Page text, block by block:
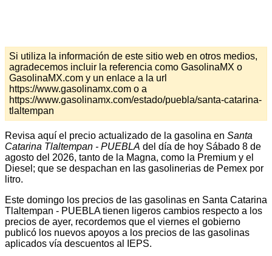
Si utiliza la información de este sitio web en otros medios,
agradecemos incluir la referencia como GasolinaMX o
GasolinaMX.com y un enlace a la url
https://www.gasolinamx.com o a
https://www.gasolinamx.com/estado/puebla/santa-catarina-
tlaltempan
Revisa aquí el precio actualizado de la gasolina en Santa
Catarina Tlaltempan - PUEBLA del día de hoy Sábado 8 de
agosto del 2026, tanto de la Magna, como la Premium y el
Diesel; que se despachan en las gasolinerias de Pemex por
litro.
Este domingo los precios de las gasolinas en Santa Catarina
Tlaltempan - PUEBLA tienen ligeros cambios respecto a los
precios de ayer, recordemos que el viernes el gobierno
publicó los nuevos apoyos a los precios de las gasolinas
aplicados vía descuentos al IEPS.